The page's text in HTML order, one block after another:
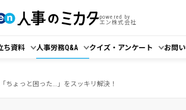
powered by
エン株式会社
ち資料 人事労務Q&A クイズ・アンケート お問
ちょっと困った...」をスッキリ解決！